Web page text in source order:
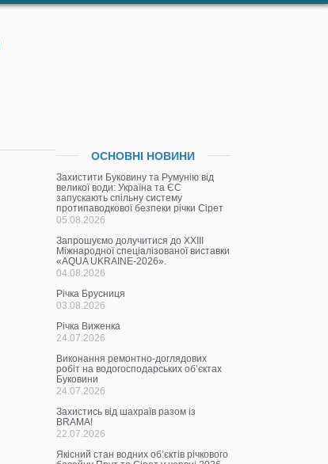
ОСНОВНІ НОВИНИ
Захистити Буковину та Румунію від
великої води: Україна та ЄС
запускають спільну систему
протипаводкової безпеки річки Сірет
05.08.2026
Запрошуємо долучитися до ХХІІІ
Міжнародної спеціалізованої виставки
«AQUA UKRAINE-2026».
04.08.2026
Річка Брусниця
03.08.2026
Річка Виженка
24.07.2026
Виконання ремонтно-доглядових
робіт на водогосподарських об’єктах
Буковини
24.07.2026
Захистись від шахраїв разом із
BRAMA!
22.07.2026
Якісний стан водних об’єктів річкового